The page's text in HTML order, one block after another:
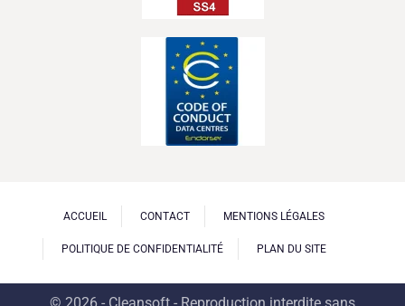
ACCUEIL CONTACT MENTIONS LÉGALES
POLITIQUE DE CONFIDENTIALITÉ PLAN DU SITE
© 2026 - Cleansoft - Reproduction interdite sans